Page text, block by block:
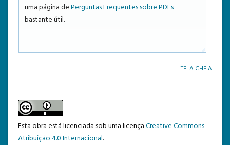
uma página dePerguntas Frequentes sobre PDFs
bastante útil.
TELA CHEIA
Esta obra está licenciada sob uma licençaCreative Commons
Atribuição 4.0 Internacional.